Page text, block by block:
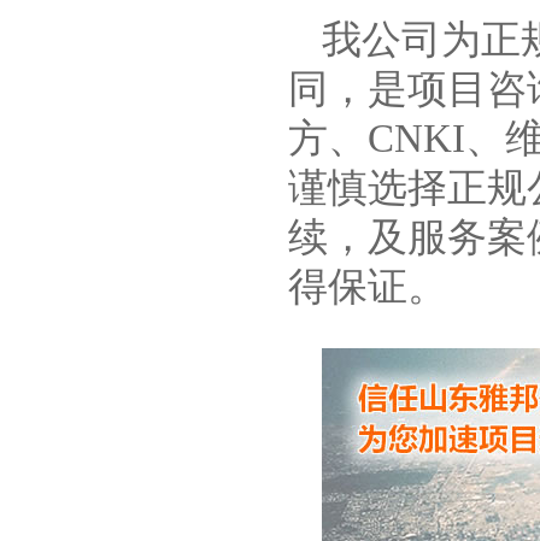
我公司为正
同，是项目
方、CNKI、
谨慎选择正
续，及服务
得保证。